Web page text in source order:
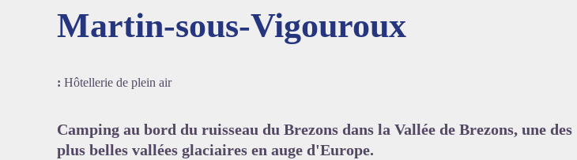
Martin-sous-Vigouroux
: Hôtellerie de plein air
Camping au bord du ruisseau du Brezons dans la Vallée de Brezons, une des
plus belles vallées glaciaires en auge d'Europe.